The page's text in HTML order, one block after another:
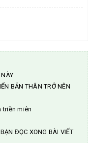
BẢN THÂN TRỞ NÊN
triền miên
ĐỌC XONG BÀI VIẾT